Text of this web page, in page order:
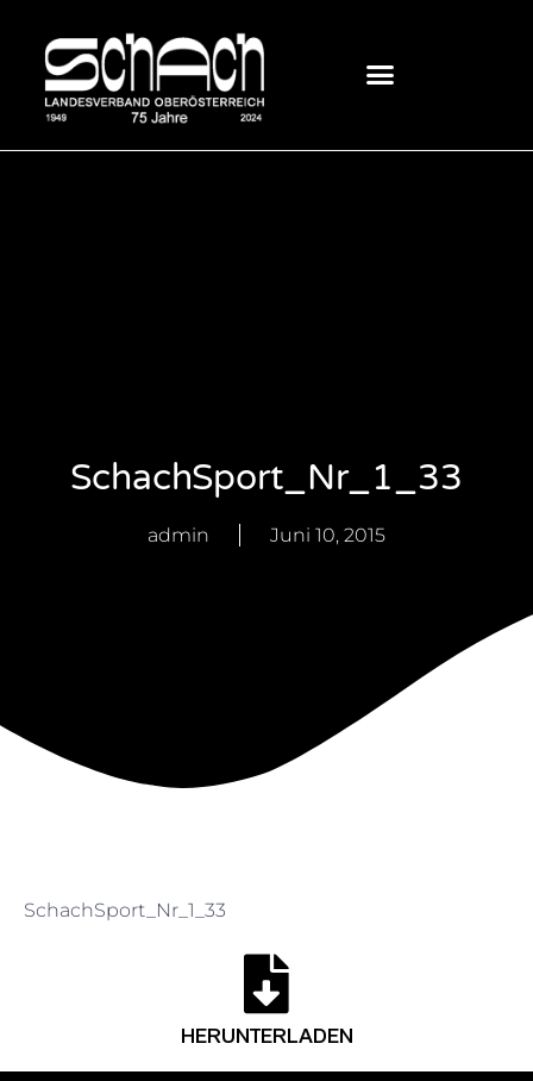
SchachSport_Nr_1_33
admin Juni 10, 2015
SchachSport_Nr_1_33
HERUNTERLADEN